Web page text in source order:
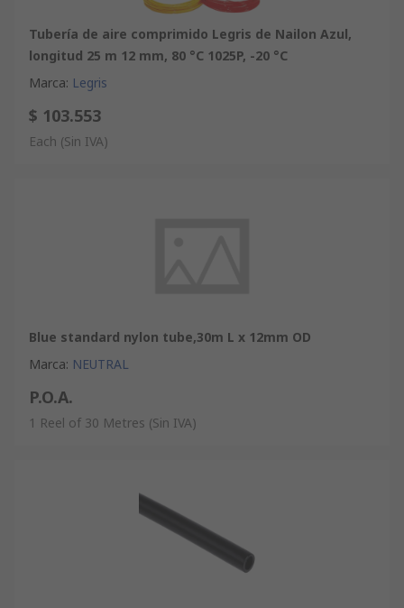
Tubería de aire comprimido Legris de Nailon Azul,
longitud 25 m 12 mm, 80 °C 1025P, -20 °C
Marca: Legris
$ 103.553
Each (Sin IVA)
Blue standard nylon tube,30m L x 12mm OD
Marca: NEUTRAL
P.O.A.
1 Reel of 30 Metres (Sin IVA)